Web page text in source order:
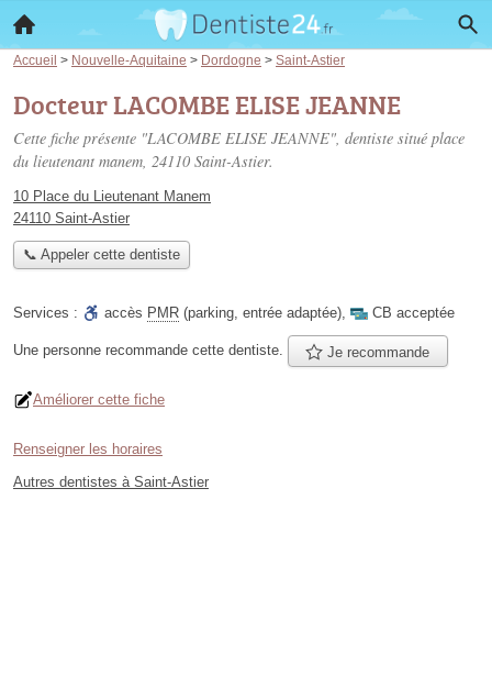
Accueil > Nouvelle-Aquitaine > Dordogne > Saint-Astier
Docteur LACOMBE ELISE JEANNE
Cette fiche présente "LACOMBE ELISE JEANNE", dentiste situé place
du lieutenant manem, 24110 Saint-Astier.
10 Place du Lieutenant Manem
24110 Saint-Astier
📞 Appeler cette dentiste
Services : accès PMR (parking, entrée adaptée), CB acceptée
Une personne recommande cette dentiste. Je recommande
Améliorer cette fiche
Renseigner les horaires
Autres dentistes à Saint-Astier